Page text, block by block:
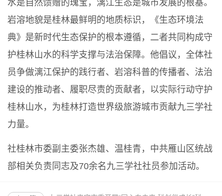
水是自然馈赠的瑰宝，漓江生态是城市发展的根基。
岩溶地貌是桂林最鲜明的地质标识，《生态环境法
典》是新时代生态保护的根本遵循，二者共同构成守
护桂林山水的科学支撑与法治保障。他倡议，全体社
员争做漓江保护的践行者、岩溶科普的传播者、法治
建设的推动者、履职尽责的贡献者，以实际行动守护
桂林山水，为桂林打造世界级旅游城市贡献九三学社
力量。
社桂林市委副主委张杰雄、温桂青，中共雁山区统战
部相关负责同志及70余名九三学社社员参加活动。